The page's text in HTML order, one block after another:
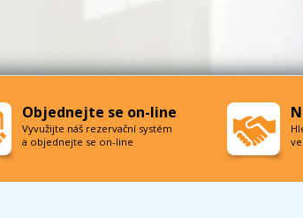
Objednejte se on-line
Vyvužijte náš rezervační systém
a objednejte se on-line